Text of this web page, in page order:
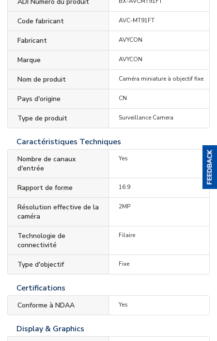
Code fabricant AVC-MT91FT
Fabricant AVYCON
Marque AVYCON
Nom de produit Caméra miniature à objectif fixe
Pays d'origine CN
Type de produit Surveillance Camera
Caractéristiques Techniques
Nombre de canaux
d'entrée
Yes
Rapport de forme 16:9
Résolution effective de la
caméra
2MP
Technologie de
connectivité
Filaire
Type d'objectif Fixe
Certifications
Conforme à NDAA Yes
Display & Graphics